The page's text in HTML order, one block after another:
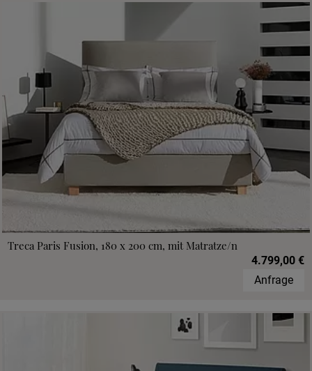
Treca Paris Fusion, 180 x 200 cm, mit Matratze/n
4.799,00 €
Anfrage